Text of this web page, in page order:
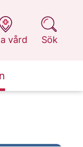
vård
Sök
på 1177.se